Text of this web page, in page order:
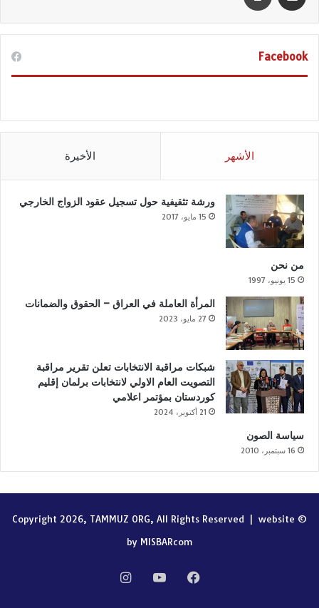
Facebook
الأشهر الأخيرة
ورشة تثقيفية حول تسجيل عقود الزواج الخارجي
15 مايو، 2017
من نحن
15 يونيو، 1997
المرأة العاملة في العراق – الحقوق والضمانات
27 مايو، 2023
شبكات مراقبة الانتخابات تعلن تقرير مراقبة
التصويت العام الاولي لانتخابات برلمان إقليم
كوردستان بمؤتمر اعلامي
21 أكتوبر، 2024
سياسة الصون
16 سبتمبر، 2010
© Copyright 2026, TAMMUZ ORG, All Rights Reserved |
website
by MISBARcom
فيسبوك ‫YouTube